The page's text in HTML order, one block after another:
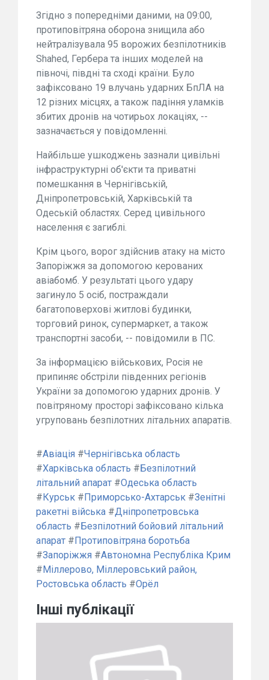
Згідно з попередніми даними, на 09:00,
протиповітряна оборона знищила або
нейтралізувала 95 ворожих безпілотників
Shahed, Гербера та інших моделей на
півночі, півдні та сході країни. Було
зафіксовано 19 влучань ударних БпЛА на
12 різних місцях, а також падіння уламків
збитих дронів на чотирьох локаціях, --
зазначається у повідомленні.
Найбільше ушкоджень зазнали цивільні
інфраструктурні об'єкти та приватні
помешкання в Чернігівській,
Дніпропетровській, Харківській та
Одеській областях. Серед цивільного
населення є загиблі.
Крім цього, ворог здійснив атаку на місто
Запоріжжя за допомогою керованих
авіабомб. У результаті цього удару
загинуло 5 осіб, постраждали
багатоповерхові житлові будинки,
торговий ринок, супермаркет, а також
транспортні засоби, -- повідомили в ПС.
За інформацією військових, Росія не
припиняє обстріли південних регіонів
України за допомогою ударних дронів. У
повітряному просторі зафіксовано кілька
угруповань безпілотних літальних апаратів.
#Авіація #Чернігівська область
#Харківська область # Безпілотний
літальний апарат #Одеська область
# Курськ # Приморсько-Ахтарськ #Зенітні
ракетні війська #Дніпропетровська
область # Безпілотний бойовий літальний
апарат # Протиповітряна боротьба
#Запоріжжя #Автономна Республіка Крим
# Міллерово, Міллеровський район,
Ростовська область #Орёл
Інші публікації